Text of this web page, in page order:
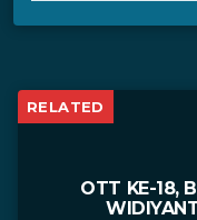
RELATED
OTT KE-18,